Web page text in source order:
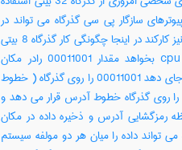
سازگار پی سی گذرگاه می تواند در
حالت 8 و 16 بیتی نیز کارکند در اینجا چگونگی کار گذرگاه 8 بیتی
بیان می شود اگر cpu بخواهد مقدار 00011001 رادر مکان
10100000 حافظه جای دهد 00011001 را روی گذرگاه ( خطوط
)داده و 10100000 را روی گذرگاه خطوط آدرس قرار می دهد و
رمزگشایی آدرس و ذخیره داده در مکان
تواند داده را میان هر دو مولفه سیستم